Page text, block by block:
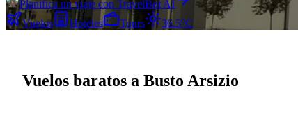
Planifica un viaje con TravelBot AI
Vuelos
Hoteles Tours 36.5°C
Vuelos baratos a Busto Arsizio